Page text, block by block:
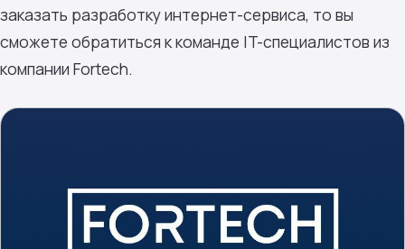
заказать разработку интернет-сервиса, то вы
сможете обратиться к команде IT-специалистов из
компании Fortech.